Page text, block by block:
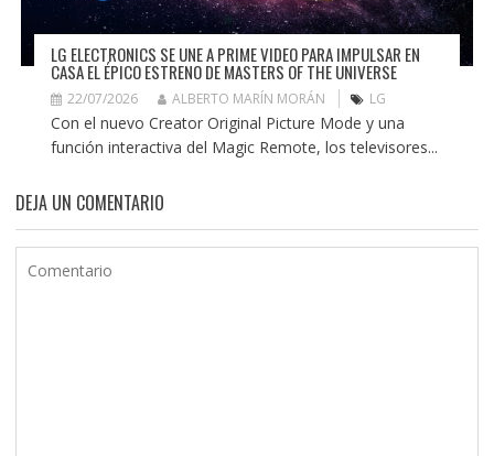
LG ELECTRONICS SE UNE A PRIME VIDEO PARA IMPULSAR EN
CASA EL ÉPICO ESTRENO DE MASTERS OF THE UNIVERSE
22/07/2026 ALBERTO MARÍN MORÁN LG
Con el nuevo Creator Original Picture Mode y una
función interactiva del Magic Remote, los televisores...
DEJA UN COMENTARIO